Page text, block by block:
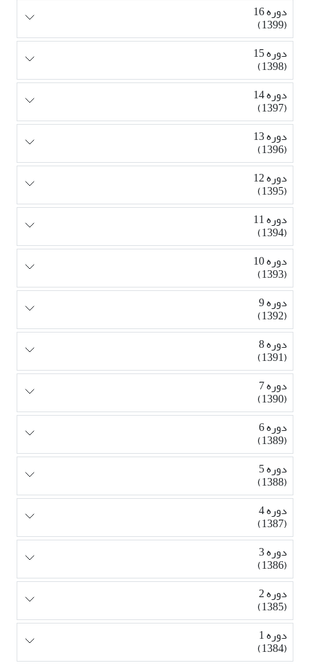
دوره 16
(1399)
دوره 15
(1398)
دوره 14
(1397)
دوره 13
(1396)
دوره 12
(1395)
دوره 11
(1394)
دوره 10
(1393)
دوره 9
(1392)
دوره 8
(1391)
دوره 7
(1390)
دوره 6
(1389)
دوره 5
(1388)
دوره 4
(1387)
دوره 3
(1386)
دوره 2
(1385)
دوره 1
(1384)